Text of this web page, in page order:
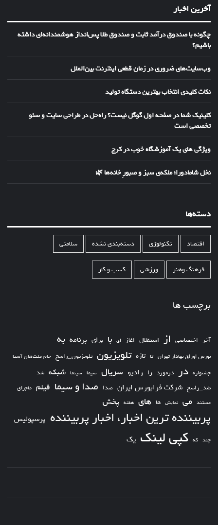
آخرین اخبار
چگونه با صندوق درآمد ثابت و صندوق طلا پس‌انداز هوشمندانه‌ای داشته
باشیم؟
وب‌سایت‌های ضروری در زمان قطعی اینترنت بین‌الملل
نکات کلیدی انتخاب بهترین دستگاه تولید
کلینیک شما در صفحه اول گوگل نیست؟ راه‌حل در طراحی سایت و سئو
تخصصی است
ویژگی های یک آموزشگاه خوب در کرج
نخل شامادورا؛ ملکه‌ی سبز و صبورِ خانه‌ها 🌿
دسته‌ها
اقتصاد تکنولوژی دسته‌بندی نشده سلامتی
فرهنگ وهنر ورزشی کسب و کار
برچسب ها
آخر اختصاصی از استقلال اغاز ای با برای برنامه به
بورس اوراق بهادار تهران تا تازه تلویزیون تلویزیون_راسخ جام ملت‌های آسیا
جشنواره در درمورد را رادیو سریال سیما سینما شبکه شد
شد_راسخ شرکت فرابورس ایران صدا صدا و سیما فیلم ماجرای
مستند می نمایش ها های هفته پخش
پربیننده ترین اخبار، اخبار پربیننده پرسپولیس
چند که کپی لینک یک